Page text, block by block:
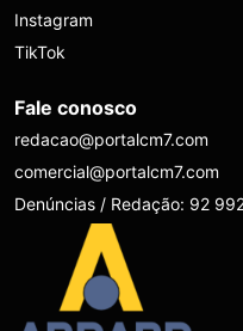
Instagram
TikTok
Fale conosco
redacao@portalcm7.com
comercial@portalcm7.com
Denúncias / Redação: 92